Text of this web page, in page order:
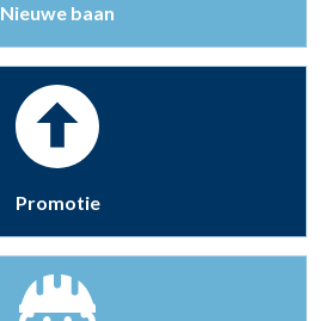
Nieuwe baan
Promotie